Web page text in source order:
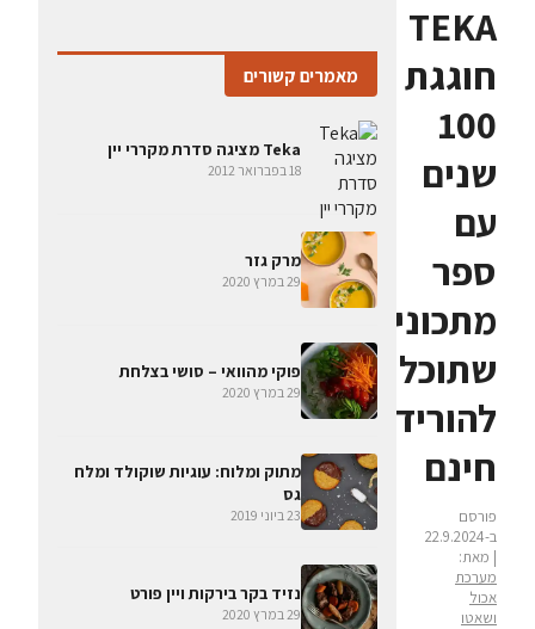
TEKA
חוגגת
100
שנים
עם
ספר
מתכונים
שתוכלו
להוריד
חינם
פורסם
ב-22.9.2024
| מאת:
מערכת
אכול
ושאטו
מאמרים קשורים
Teka מציגה סדרת מקררי יין
18 בפברואר 2012
מרק גזר
29 במרץ 2020
פוקי מהוואי – סושי בצלחת
29 במרץ 2020
מתוק ומלוח: עוגיות שוקולד ומלח
גס
23 ביוני 2019
נזיד בקר בירקות ויין פורט
29 במרץ 2020